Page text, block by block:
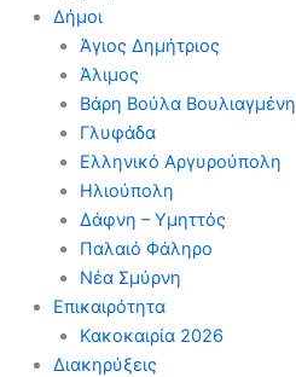
Δήμοι
Άγιος Δημήτριος
Άλιμος
Βάρη Βούλα Βουλιαγμένη
Γλυφάδα
Ελληνικό Αργυρούπολη
Ηλιούπολη
Δάφνη – Υμηττός
Παλαιό Φάληρο
Νέα Σμύρνη
Επικαιρότητα
Κακοκαιρία 2026
Διακηρύξεις